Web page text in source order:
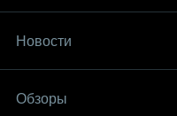
Новости
Обзоры